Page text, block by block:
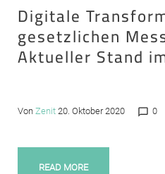
Digitale
gesetzlichen
Aktueller Stand
Von Zenit 20. Oktober 2020 chat_bubble_outline 0
READ MORE